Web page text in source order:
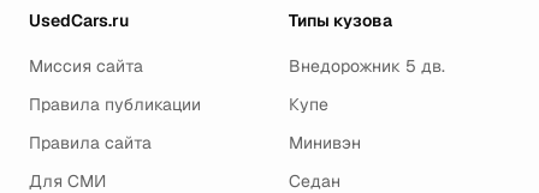
UsedCars.ru
Миссия сайта
Правила публикации
Правила сайта
Для СМИ
Типы кузова
Внедорожник 5 дв.
Купе
Минивэн
Седан